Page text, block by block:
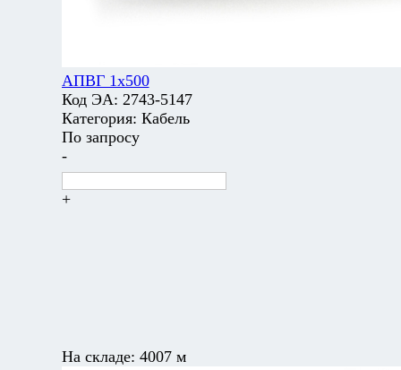
АПВГ 1х500
Код ЭА: 2743-5147
Категория: Кабель
По запросу
-
+
На складе: 4007 м